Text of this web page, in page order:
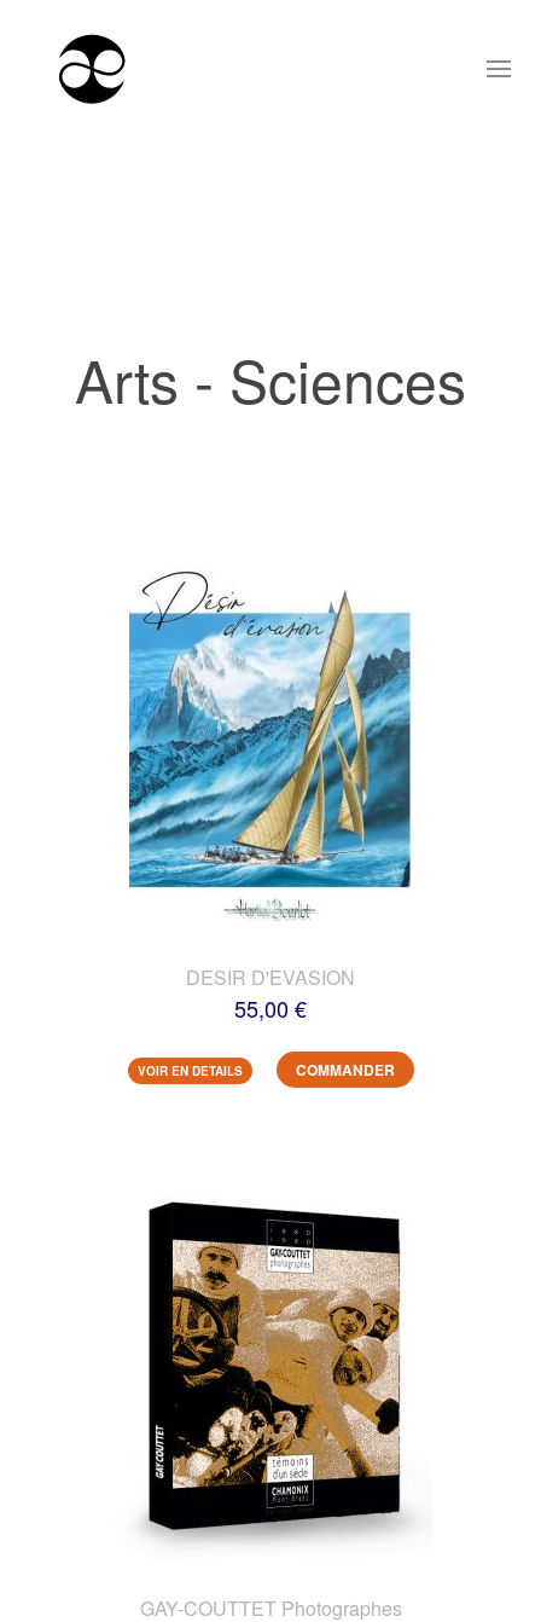
Arts - Sciences
DESIR D'EVASION
55,00 €
VOIR EN DETAILS COMMANDER
GAY-COUTTET Photographes